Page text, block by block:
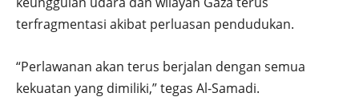
terfragmentasi akibat perluasan pendudukan.
“Perlawanan akan terus berjalan dengan semua
kekuatan yang dimiliki,” tegas Al-Samadi.